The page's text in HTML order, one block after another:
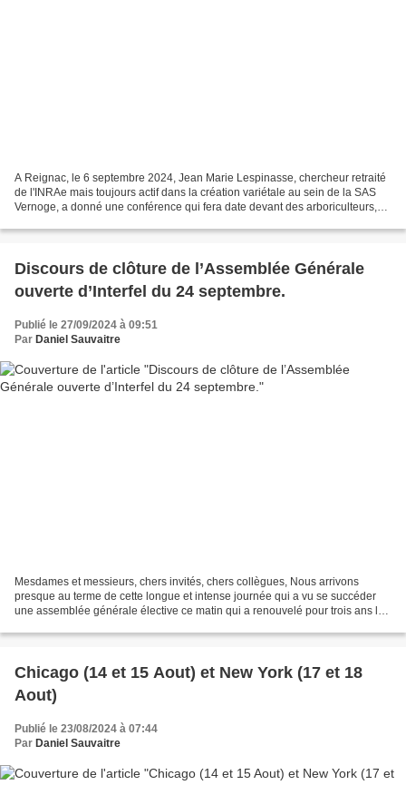
A Reignac, le 6 septembre 2024, Jean Marie Lespinasse, chercheur retraité
de l'INRAe mais toujours actif dans la création variétale au sein de la SAS
Vernoge, a donné une conférence qui fera date devant des arboriculteurs,
Discours de clôture de l’Assemblée Générale
ouverte d’Interfel du 24 septembre.
Publié le 27/09/2024 à 09:51
Par Daniel Sauvaitre
Mesdames et messieurs, chers invités, chers collègues, Nous arrivons
presque au terme de cette longue et intense journée qui a vu se succéder
une assemblée générale élective ce matin qui a renouvelé pour trois ans la
Chicago (14 et 15 Aout) et New York (17 et 18
Aout)
Publié le 23/08/2024 à 07:44
Par Daniel Sauvaitre